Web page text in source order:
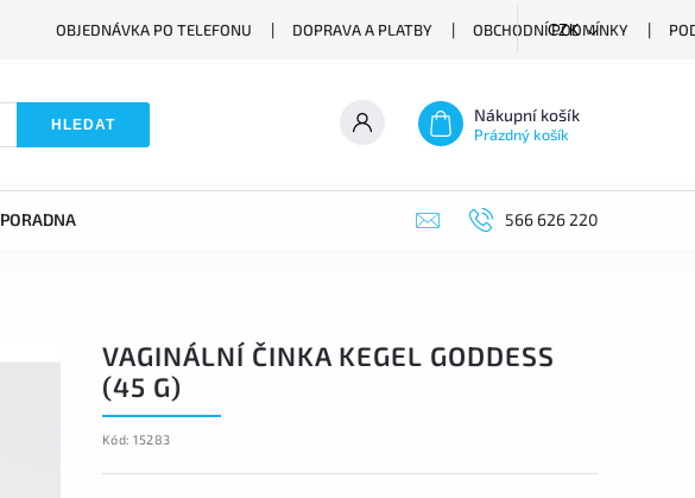
OBJEDNÁVKA PO TELEFONU DOPRAVA A PLATBY OBCHODNÍ PODMÍNKY
CZK
HLEDAT Nákupní košík
Prázdný košík
PORADNA 566 626 220
VAGINÁLNÍ ČINKA KEGEL GODDESS
(45 G)
Kód: 15283